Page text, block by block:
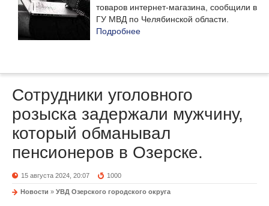
товаров интернет-магазина, сообщили в
ГУ МВД по Челябинской области.
Подробнее
Сотрудники уголовного
розыска задержали мужчину,
который обманывал
пенсионеров в Озерске.
15 августа 2024, 20:07 1000
Новости » УВД Озерского городского округа